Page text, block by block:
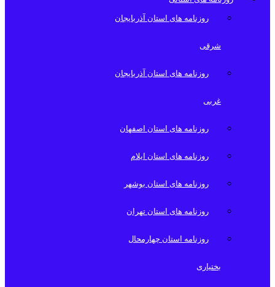
روزنامه های استان آذربایجان
شرقی
روزنامه های استان آذربایجان
غربی
روزنامه های استان اصفهان
روزنامه های استان ایلام
روزنامه های استان بوشهر
روزنامه های استان تهران
روزنامه استان چهارمحال
بختیاری